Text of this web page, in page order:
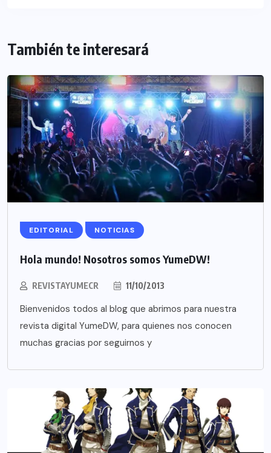
También te interesará
EDITORIAL NOTICIAS
Hola mundo! Nosotros somos YumeDW!
REVISTAYUMECR 11/10/2013
Bienvenidos todos al blog que abrimos para nuestra
revista digital YumeDW, para quienes nos conocen
muchas gracias por seguirnos y